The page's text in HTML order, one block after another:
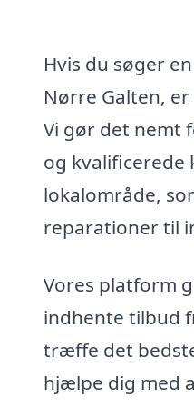
Hvis du søger
Nørre Galten,
Vi gør det nemt
og kvalificerede
lokalområde,
reparationer til
Vores platform
indhente tilbud
træffe det
hjælpe dig med